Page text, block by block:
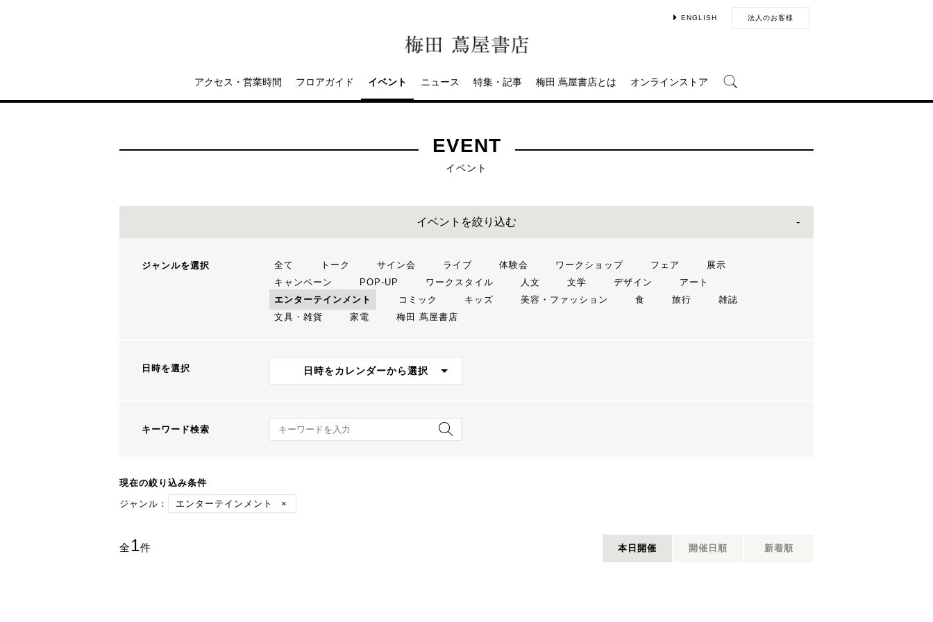
ENGLISH 法人のお客様
アクセス・営業時間 フロアガイド イベント ニュース 特集・記事 梅田 蔦屋書店とは オンラインストア
EVENT
イベント
イベントを絞り込む
ジャンルを選択 全て トーク サイン会 ライブ 体験会 ワークショップ フェア
展示
キャンペーン
POP-UP ワークスタイル 人文 文学 デザイン
アート
エンターテインメント
コミック キッズ 美容・ファッション 食 旅行
雑誌
文具・雑貨
家電 梅田 蔦屋書店
日時を選択 日時をカレンダーから選択
キーワード検索 キーワード検索
現在の絞り込み条件
ジャンル：
エンターテインメント ×
全1件 本日開催 開催日順 新着順